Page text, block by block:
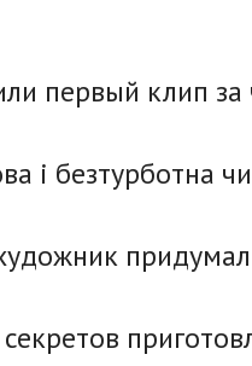
первый клип за
і безтурботна